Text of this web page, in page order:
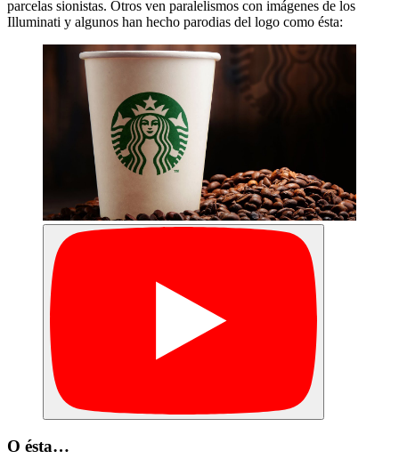
parcelas sionistas. Otros ven paralelismos con imágenes de los
Illuminati y algunos han hecho parodias del logo como ésta:
O ésta…